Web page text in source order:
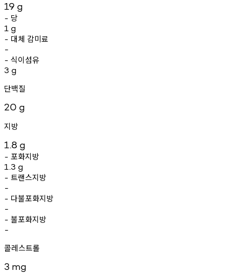
19 g
- 당
1 g
- 대체 감미료
-
- 식이섬유
3 g
단백질
20 g
지방
1.8 g
- 포화지방
1.3 g
- 트랜스지방
-
- 다불포화지방
-
- 불포화지방
-
콜레스트롤
3 mg